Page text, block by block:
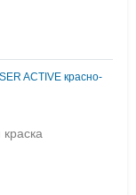
ACTIVE красно-